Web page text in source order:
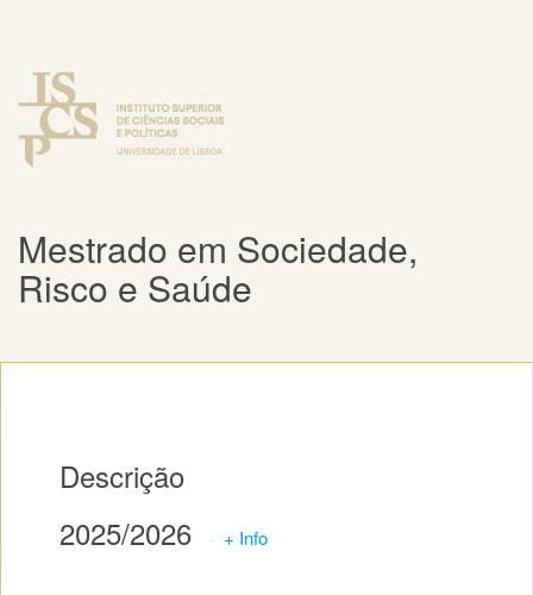
Mestrado em Sociedade,
Risco e Saúde
Descrição
2025/2026
+ Info